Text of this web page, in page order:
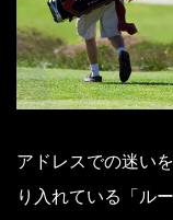
アドレスでの迷い
り入れている「ル